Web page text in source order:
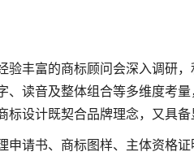
验丰富的商标顾问会深入调研
、读音及整体组合等多维度考
设计既契合品牌理念，又具备
申请书、商标图样、主体资格